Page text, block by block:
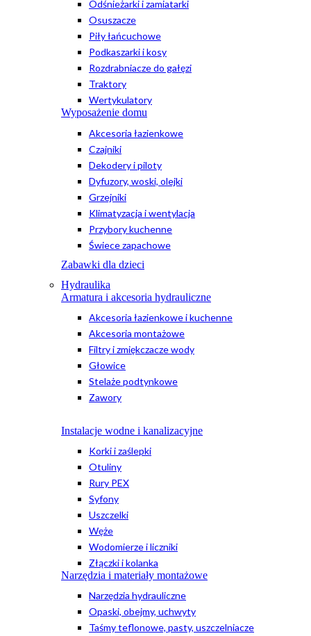
Odśnieżarki i zamiatarki
Osuszacze
Piły łańcuchowe
Podkaszarki i kosy
Rozdrabniacze do gałęzi
Traktory
Wertykulatory
Wyposażenie domu
Akcesoria łazienkowe
Czajniki
Dekodery i piloty
Dyfuzory, woski, olejki
Grzejniki
Klimatyzacja i wentylacja
Przybory kuchenne
Świece zapachowe
Zabawki dla dzieci
Hydraulika
Armatura i akcesoria hydrauliczne
Akcesoria łazienkowe i kuchenne
Akcesoria montażowe
Filtry i zmiękczacze wody
Głowice
Stelaże podtynkowe
Zawory
Instalacje wodne i kanalizacyjne
Korki i zaślepki
Otuliny
Rury PEX
Syfony
Uszczelki
Węże
Wodomierze i liczniki
Złączki i kolanka
Narzędzia i materiały montażowe
Narzędzia hydrauliczne
Opaski, obejmy, uchwyty
Taśmy teflonowe, pasty, uszczelniacze